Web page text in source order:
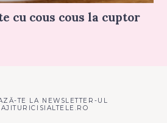
cu cous cous la cuptor
TE LA NEWSLETTER-UL